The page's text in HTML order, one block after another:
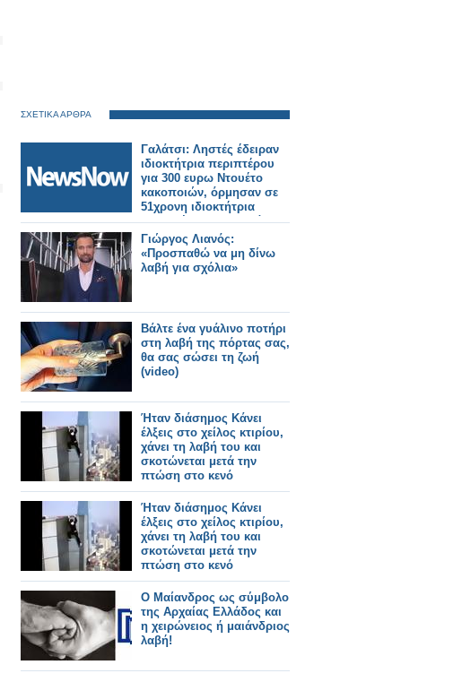
ΣΧΕΤΙΚΑ ΑΡΘΡΑ
Γαλάτσι: Ληστές έδειραν
ιδιοκτήτρια περιπτέρου
για 300 ευρω Ντουέτο
κακοποιών, όρμησαν σε
51χρονη ιδιοκτήτρια
περιπτέρου στο Γαλάτσι,
την χτύπησαν στο
προσωπο και το κεφάλι
με τη λαβή του όπλου και
τη λήστεψαν. Το συμβάν
άγριους ληστές και την
51χρονη
Γιώργος Λιανός:
«Προσπαθώ να μη δίνω
λαβή για σχόλια»
Βάλτε ένα γυάλινο ποτήρι
στη λαβή της πόρτας σας,
θα σας σώσει τη ζωή
(video)
Ήταν διάσημος Κάνει
έλξεις στο χείλος κτιρίου,
χάνει τη λαβή του και
σκοτώνεται μετά την
πτώση στο κενό
Ήταν διάσημος Κάνει
έλξεις στο χείλος κτιρίου,
χάνει τη λαβή του και
σκοτώνεται μετά την
πτώση στο κενό
Ο Μαίανδρος ως σύμβολο
της Αρχαίας Ελλάδος και
η χειρώνειος ή μαιάνδριος
λαβή!